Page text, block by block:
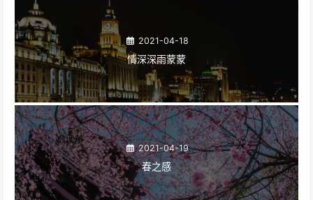
2021-04-18
情深深雨蒙蒙
2021-04-19
春之感